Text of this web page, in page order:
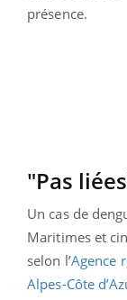
présence.
"Pas
Un cas de
Maritimes et
selon l’Agence
Alpes-Côte